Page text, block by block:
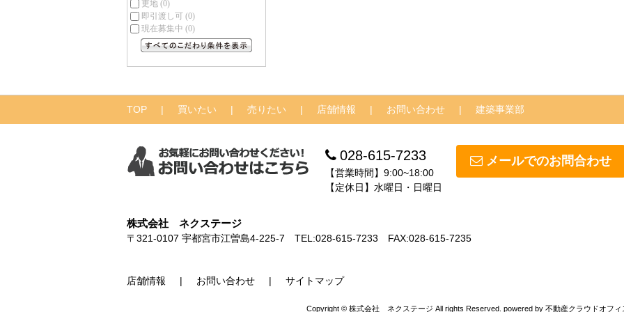
更地 (0)
即引渡し可 (0)
現在募集中 (0)
TOP 買いたい 売りたい 店舗情報 お問い合わせ 建築事業部
028-615-7233
【営業時間】9:00~18:00
【定休日】水曜日・日曜日
メールでのお問合わせ
株式会社 ネクステージ
〒321-0107 宇都宮市江曽島4-225-7 TEL:028-615-7233 FAX:028-615-7235
店舗情報 お問い合わせ サイトマップ
Copyright © 株式会社 ネクステージ All rights Reserved. powered by 不動産クラウドオフィ